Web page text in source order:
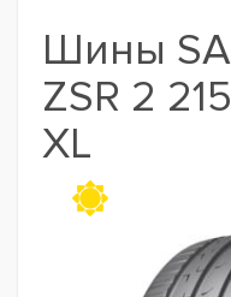
Шины
ZSR 2
XL